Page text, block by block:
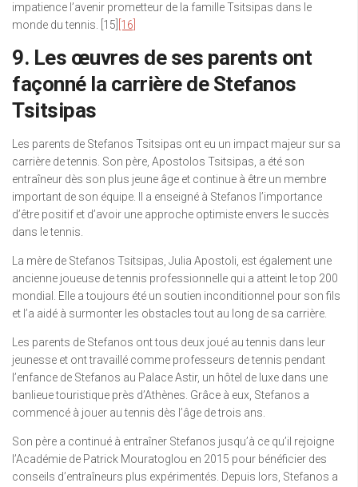
impatience l’avenir prometteur de la famille Tsitsipas dans le
monde du tennis. [15] [16]
9. Les œuvres de ses parents ont
façonné la carrière de Stefanos
Tsitsipas
Les parents de Stefanos Tsitsipas ont eu un impact majeur sur sa
carrière de tennis. Son père, Apostolos Tsitsipas, a été son
entraîneur dès son plus jeune âge et continue à être un membre
important de son équipe. Il a enseigné à Stefanos l’importance
d’être positif et d’avoir une approche optimiste envers le succès
dans le tennis.
La mère de Stefanos Tsitsipas, Julia Apostoli, est également une
ancienne joueuse de tennis professionnelle qui a atteint le top 200
mondial. Elle a toujours été un soutien inconditionnel pour son fils
et l’a aidé à surmonter les obstacles tout au long de sa carrière.
Les parents de Stefanos ont tous deux joué au tennis dans leur
jeunesse et ont travaillé comme professeurs de tennis pendant
l’enfance de Stefanos au Palace Astir, un hôtel de luxe dans une
banlieue touristique près d’Athènes. Grâce à eux, Stefanos a
commencé à jouer au tennis dès l’âge de trois ans.
Son père a continué à entraîner Stefanos jusqu’à ce qu’il rejoigne
l’Académie de Patrick Mouratoglou en 2015 pour bénéficier des
conseils d’entraîneurs plus expérimentés. Depuis lors, Stefanos a